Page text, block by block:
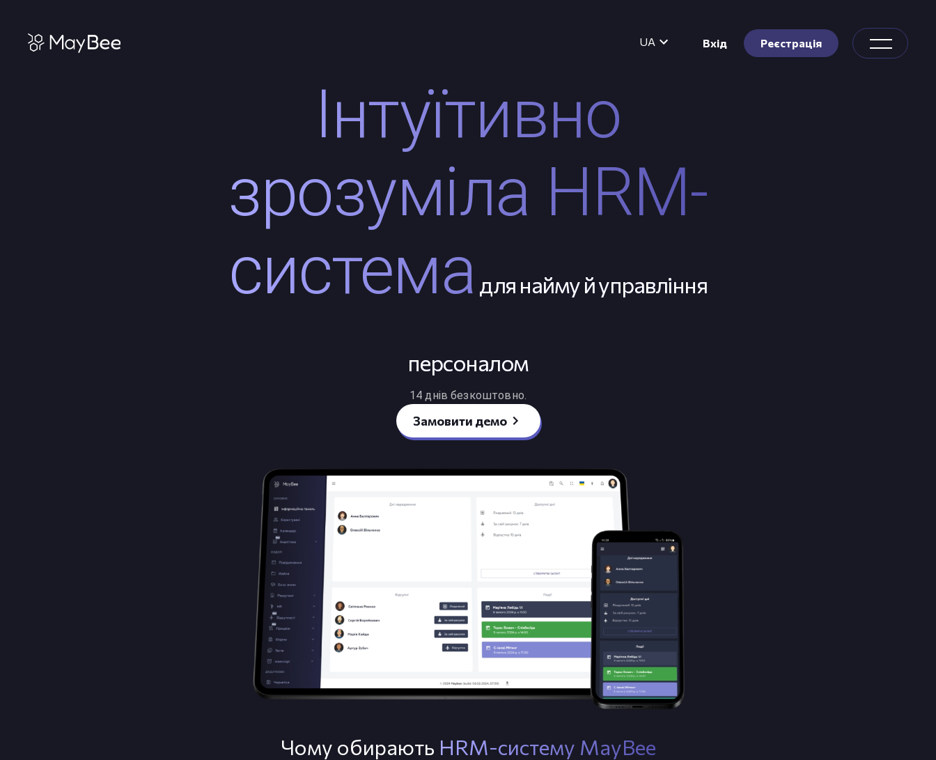
UA Вхід Реєстрація
Інтуїтивно
зрозуміла HRM-
система для найму й управління
персоналом
14 днів безкоштовно.
Замовити демо
Чому обирають HRM-систему MayBee